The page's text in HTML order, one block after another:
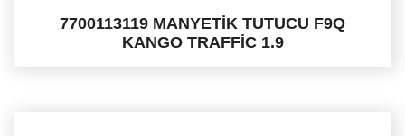
7700113119 MANYETİK TUTUCU F9Q
KANGO TRAFFİC 1.9